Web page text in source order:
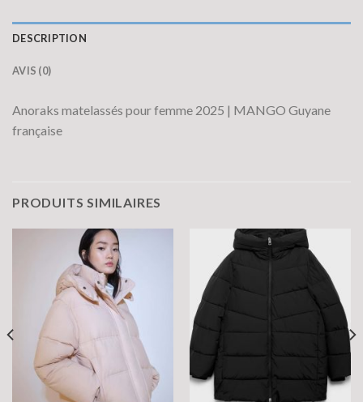
DESCRIPTION
AVIS (0)
Anoraks matelassés pour femme 2025 | MANGO Guyane
française
PRODUITS SIMILAIRES